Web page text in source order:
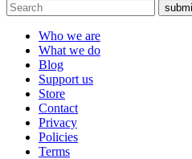
Who we are
What we do
Blog
Support us
Store
Contact
Privacy
Policies
Terms